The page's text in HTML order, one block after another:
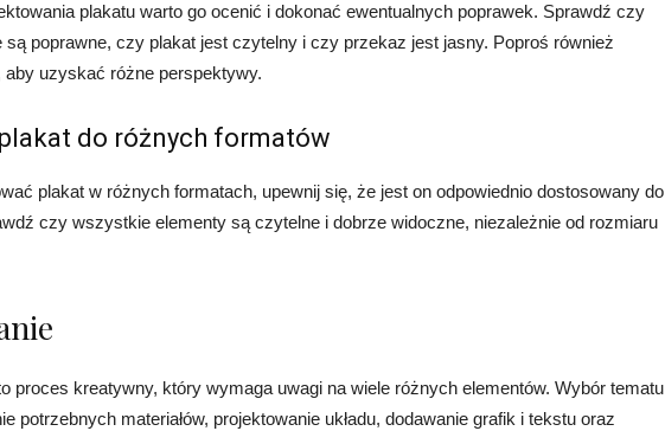
plakatu warto go ocenić i dokonać ewentualnych poprawek. Sprawdź czy
poprawne, czy plakat jest czytelny i czy przekaz jest jasny. Poproś również
aby uzyskać różne perspektywy.
do różnych formatów
plakat w różnych formatach, upewnij się, że jest on odpowiednio dostosowany do
czy wszystkie elementy są czytelne i dobrze widoczne, niezależnie od rozmiaru
proces kreatywny, który wymaga uwagi na wiele różnych elementów. Wybór tematu
potrzebnych materiałów, projektowanie układu, dodawanie grafik i tekstu oraz